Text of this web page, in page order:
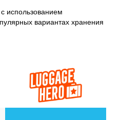
использованием
вариантах хранения